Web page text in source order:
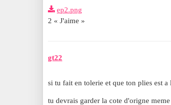
ep2.png
2 « J'aime »
gt22
si tu fait en tolerie et que ton plies est
tu devrais garder la cote d'origne